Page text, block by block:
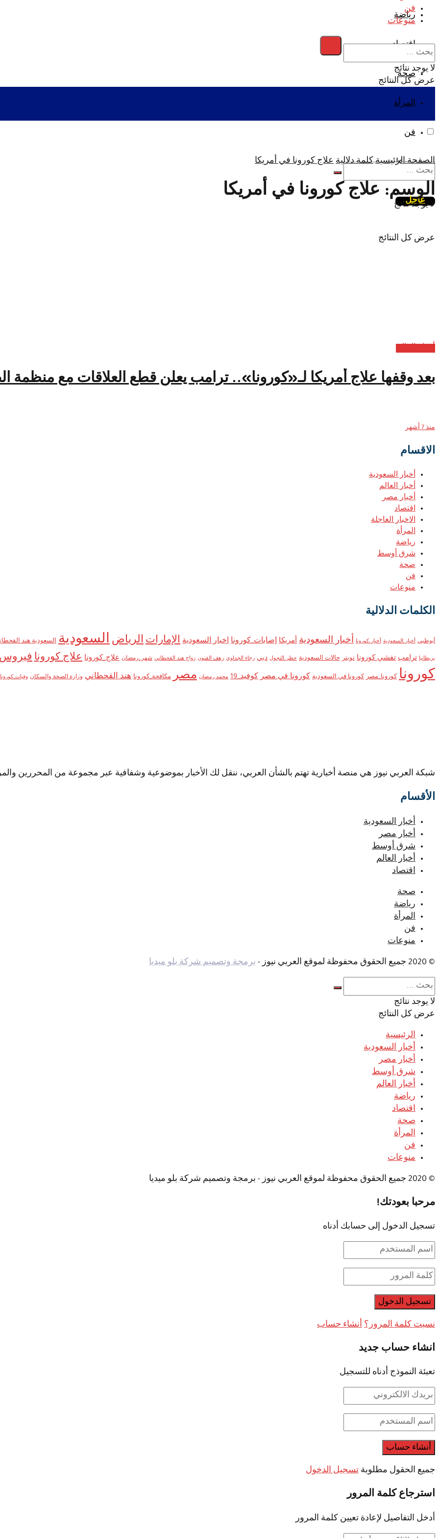
رياضة
اقتصاد
صحة
المرأة
فن
منوعات
عاجل
فن
منوعات
لا يوجد نتائج
عرض كل النتائج
لا يوجد نتائج
عرض كل النتائج
الصفحة الرئيسية كلمة دلالية علاج كورونا في أمريكا
الوسم: علاج كورونا في أمريكا
بعد وقفها علاج أمريكا لـ«كورونا».. ترامب يعلن قطع العلاقات مع منظمة
منذ 7 أشهر
الاقسام
أخبار السعودية
أخبار العالم
أخبار مصر
اقتصاد
الاخبار العاجلة
المرأة
رياضة
شرق أوسط
صحة
فن
منوعات
الكلمات الدلالية
أبوظبي أخبار_السعودية أخبار_كورونا أخبار السعودية أمريكا إصابات_كورونا اخبار السعودية الإماراتالرياض السعودية السعودية هند
بريطانيا ترامب تفشي كورونا تويتر حالات السعودية حظر_التجول دبي رجاء الجداوي رهف القنون زواج هند القحطاني شهر_رمضان علاج_كورونا علاج كورونا
كورونا كورونا_مصر كورونا في السعودية كورونا في مصر كوفيد_19 محمد رمضان مصر مكافحة_كورونا هند القحطاني وزارة الصحة والسكان وفيات_كورونا
شبكة العربي نيوز هي منصة أخبارية تهتم بالشأن العربي، ننقل لك الأخبار بموضوعية وشفافية عبر مجموعة من المحررين
الأقسام
أخبار السعودية
أخبار مصر
شرق أوسط
أخبار العالم
اقتصاد
صحة
رياضة
المرأة
فن
منوعات
© 2020 جميع الحقوق محفوظة لموقع العربي نيوز - برمجة وتصميم شركة بلو ميديا
لا يوجد نتائج
عرض كل النتائج
الرئيسية
أخبار السعودية
أخبار مصر
شرق أوسط
أخبار العالم
رياضة
اقتصاد
صحة
المرأة
فن
منوعات
© 2020 جميع الحقوق محفوظة لموقع العربي نيوز - برمجة وتصميم شركة بلو ميديا
مرحبا بعودتك!
تسجيل الدخول إلى حسابك أدناه
نسيت كلمة المرور؟ أنشاء حساب
انشاء حساب جديد
تعبئة النموذج أدناه للتسجيل
جميع الحقول مطلوبة تسجيل الدخول
استرجاع كلمة المرور
أدخل التفاصيل لإعادة تعيين كلمة المرور